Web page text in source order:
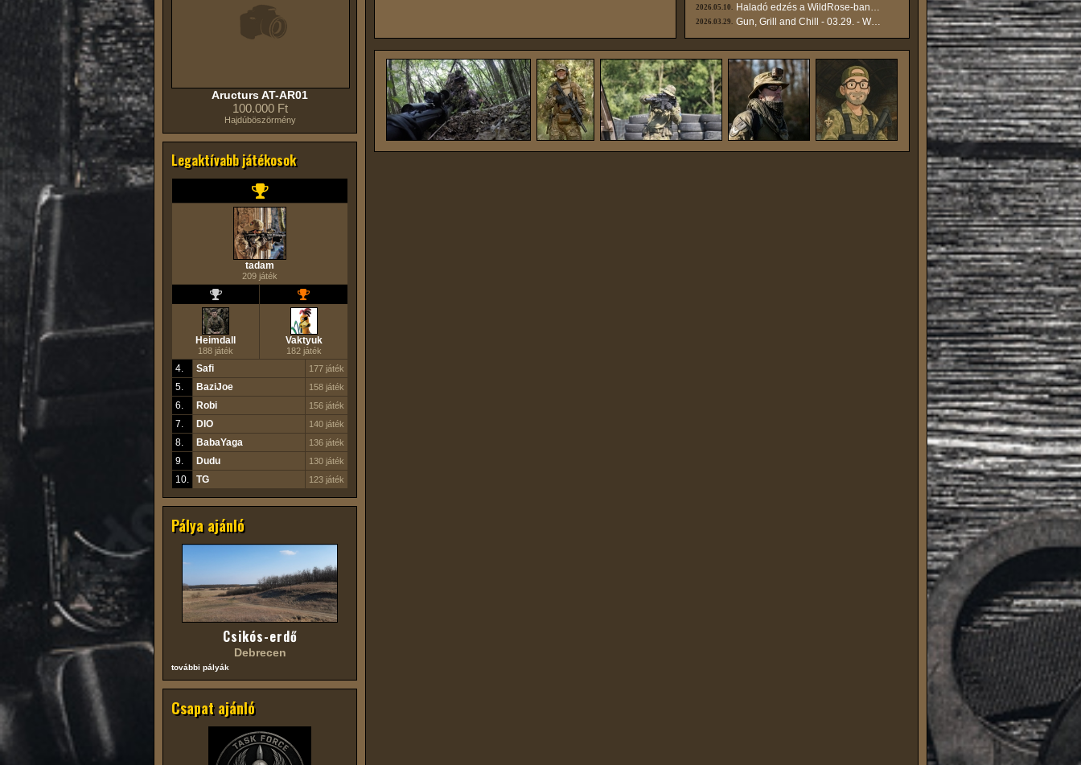
Aructurs AT-AR01
100.000 Ft
Hajdúböszörmény
Legaktívabb játékosok
tadam
209 játék
Heimdall
188 játék
Vaktyuk
182 játék
4. Safi 177 játék
5. BaziJoe 158 játék
6. Robi 156 játék
7. DIO 140 játék
8. BabaYaga 136 játék
9. Dudu 130 játék
10. TG 123 játék
Pálya ajánló
Csikós-erdő
Debrecen
további pályák
Csapat ajánló
2026.05.10. Haladó edzés a WildRose-ban - 05.10
2026.03.29. Gun, Grill and Chill - 03.29. - WildRose Aréna